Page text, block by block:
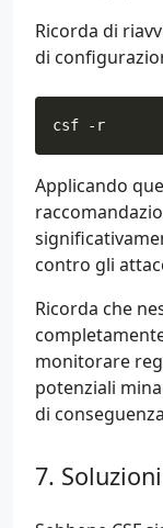
Ricorda di
di
csf -r
Applicando
contro gli
Ricorda che
monitorare
potenziali
di